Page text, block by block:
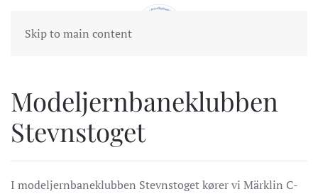
Skip to main content
Modeljernbaneklubben
Stevnstoget
I modeljernbaneklubben Stevnstoget kører vi Märklin C-